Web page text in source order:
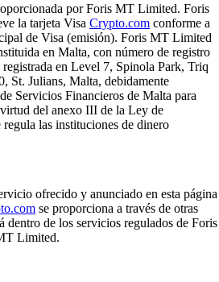
por Foris MT Limited. Foris
la tarjeta Visa Crypto.com conforme a
de Visa (emisión). Foris MT Limited
en Malta, con número de registro
en Level 7, Spinola Park, Triq
St. Julians, Malta, debidamente
Servicios Financieros de Malta para
del anexo III de la Ley de
las instituciones de dinero
ofrecido y anunciado en esta página
se proporciona a través de otras
dentro de los servicios regulados de Foris
Limited.